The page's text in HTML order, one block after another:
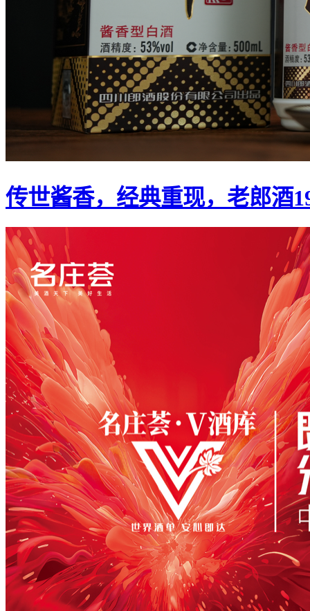
传世酱香，经典重现，老郎酒